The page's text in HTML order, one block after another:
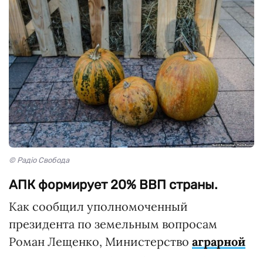
© Радіо Свобода
АПК формирует 20% ВВП страны.
Как сообщил уполномоченный
президента по земельным вопросам
Роман Лещенко, Министерство аграрной